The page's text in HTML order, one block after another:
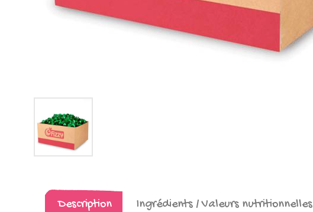
Description Ingrédients / Valeurs nutritionnelles